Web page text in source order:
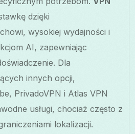
dzięki
wysokiej wydajności i
AI, zapewniając
Dla
innych opcji,
PrivadoVPN i Atlas VPN
usługi, chociaż często z
lokalizacji.